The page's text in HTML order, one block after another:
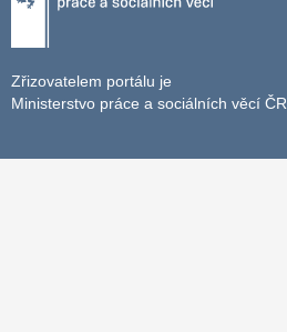
Zřizovatelem portálu je
Ministerstvo práce a sociálních věcí ČR